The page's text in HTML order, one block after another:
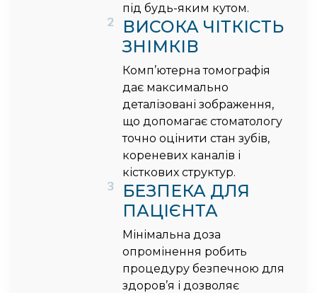
під будь-яким кутом.
2
ВИСОКА ЧІТКІСТЬ
ЗНІМКІВ
Комп’ютерна томографія
дає максимально
деталізовані зображення,
що допомагає стоматологу
точно оцінити стан зубів,
кореневих каналів і
кісткових структур.
3
БЕЗПЕКА ДЛЯ
ПАЦІЄНТА
Мінімальна доза
опромінення робить
процедуру безпечною для
здоров’я і дозволяє